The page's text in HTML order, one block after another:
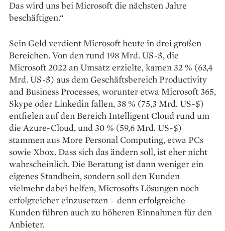
Das wird uns bei Microsoft die nächsten Jahre
beschäftigen.“
Sein Geld verdient Microsoft heute in drei großen
Bereichen. Von den rund 198 Mrd. US-$, die
Microsoft 2022 an Umsatz erzielte, kamen 32 % (63,4
Mrd. US-$) aus dem Geschäftsbereich Productivity
and Business Processes, worunter etwa Microsoft 365,
Skype oder Linkedin fallen, 38 % (75,3 Mrd. US-$)
entfielen auf den Bereich Intelligent Cloud rund um
die Azure-Cloud, und 30 % (59,6 Mrd. US-$)
stammen aus More Personal Computing, etwa PCs
sowie Xbox. Dass sich das ändern soll, ist eher nicht
wahrscheinlich. Die Beratung ist dann weniger ein
eigenes Standbein, sondern soll den Kunden
vielmehr dabei helfen, Microsofts Lösungen noch
erfolgreicher einzusetzen – denn erfolgreiche
Kunden führen auch zu höheren Einnahmen für den
Anbieter.